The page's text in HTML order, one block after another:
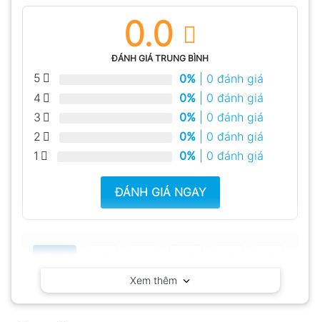
0.0
ĐÁNH GIÁ TRUNG BÌNH
5 0% | 0 đánh giá
4
0% | 0 đánh giá
3
0% | 0 đánh giá
2
0% | 0 đánh giá
1
0% | 0 đánh giá
ĐÁNH GIÁ NGAY
Có ảnhXem thêm